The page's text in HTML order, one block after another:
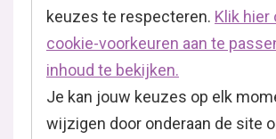
keuzes te respecteren. Klik hier
cookie-voorkeuren aan te
inhoud te bekijken.
Je kan jouw keuzes op elk
wijzigen door onderaan de site